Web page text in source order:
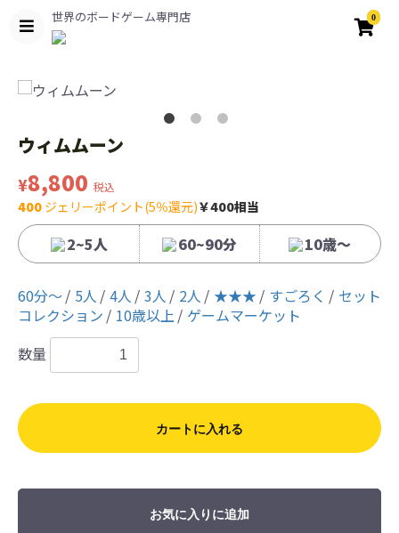
世界のボードゲーム専門店 0
ウィムムーン
¥8,800 税込
400 ジェリーポイント(5％還元)￥400相当
2~5人 60~90分 10歳〜
60分〜 5人 4人 3人 2人 ★★★ すごろく
セット
コレクション
10歳以上
ゲームマーケット
数量
カートに入れる
お気に入りに追加